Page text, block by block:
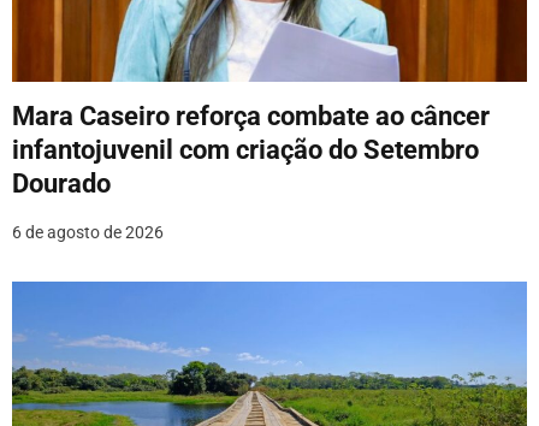
o
s
Mara Caseiro reforça combate ao câncer
infantojuvenil com criação do Setembro
Dourado
6 de agosto de 2026